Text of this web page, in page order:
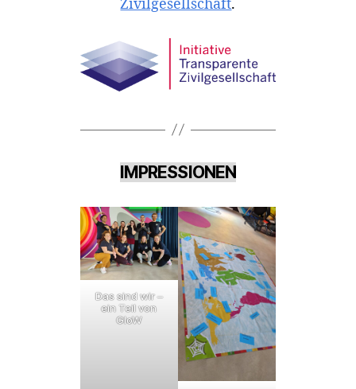
Zivilgesellschaft.
IMPRESSIONEN
Das sind wir –
ein Teil von
GloW